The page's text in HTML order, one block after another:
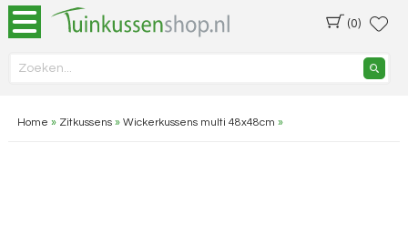
(0)
Home » Zitkussens» Wickerkussens multi 48x48cm »